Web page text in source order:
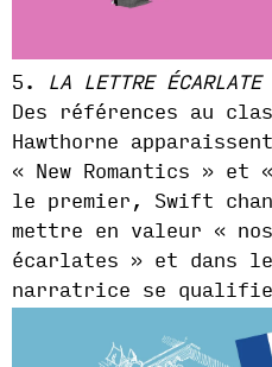
5.
LA LETTRE ÉCARLATE
Des références au
Hawthorne
« New Romantics » et
le premier, Swift
mettre en valeur «
écarlates » et dans
narratrice se